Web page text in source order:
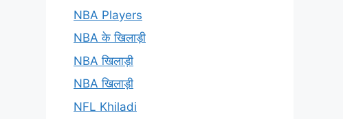
NBA Players
NBA के खिलाड़ी
NBA खिलाड़ी
NBA खिलाड़ी
NFL Khiladi